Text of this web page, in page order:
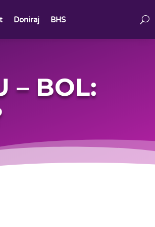
Doniraj BHS
– BOL: